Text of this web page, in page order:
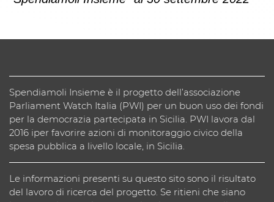
Spendiamoli Insieme è il progetto dell’associazione
Parliament Watch Italia (PWI) per un buon uso dei fondi
per la democrazia partecipata in Sicilia. PWI lavora dal
2016 iper favorire azioni di monitoraggio civico della
spesa pubblica a livello locale, in Sicilia.
Le informazioni presenti su questo sito sono il risultato
del lavoro di ricerca del progetto. Se ritieni che siano